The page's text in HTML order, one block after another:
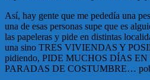
Así, hay gente que me pededía una
una de esas personas supe que es
las papeleras y pide en distintas
una sino TRES VIVIENDAS Y
pidiendo, PIDE MUCHOS DÍAS
PARADAS DE COSTUMBRE…